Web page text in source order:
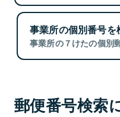
事業所の個別番号を
事業所の７けたの個別
郵便番号検索